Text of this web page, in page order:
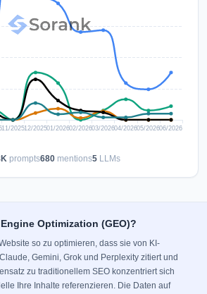
prompts680mentions5LLMs
Optimization (GEO)?
so zu optimieren, dass sie von KI-
Gemini, Grok und Perplexity zitiert und
zu traditionellem SEO konzentriert sich
Ihre Inhalte referenzieren. Die Daten auf